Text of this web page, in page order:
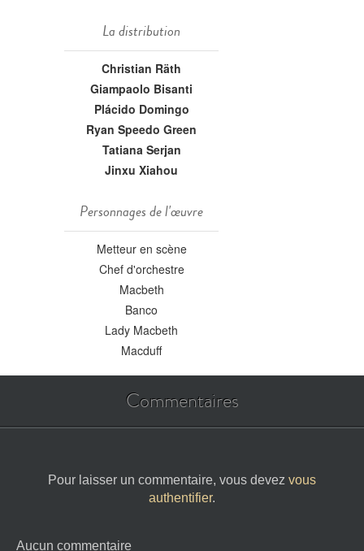
La distribution
Christian Räth
Giampaolo Bisanti
Plácido Domingo
Ryan Speedo Green
Tatiana Serjan
Jinxu Xiahou
Personnages de l'œuvre
Metteur en scène
Chef d'orchestre
Macbeth
Banco
Lady Macbeth
Macduff
Commentaires
Pour laisser un commentaire, vous devez vous
authentifier.
Aucun commentaire